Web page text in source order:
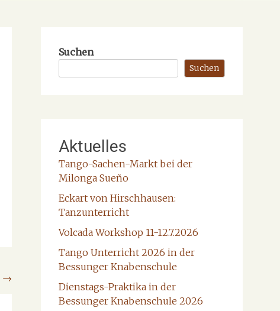
→
Suchen
Suchen
Aktuelles
Tango-Sachen-Markt bei der
Milonga Sueño
Eckart von Hirschhausen:
Tanzunterricht
Volcada Workshop 11-12.7.2026
Tango Unterricht 2026 in der
Bessunger Knabenschule
Dienstags-Praktika in der
Bessunger Knabenschule 2026